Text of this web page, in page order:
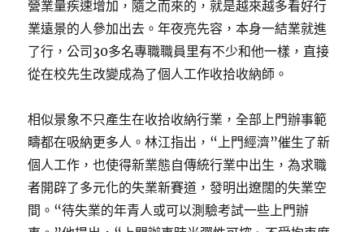
營業量疾速增加，隨之而來的，就是越來越多看好行
業遠景的人參加出去。年夜亮先容，本身一結業就進
了行，公司30多名專職職員里有不少和他一樣，直接
從在校先生改變成為了個人工作收拾收納師。
相似景象不只產生在收拾收納行業，全部上門辦事範
疇都在吸納更多人。林江指出，“上門經濟”催生了新
個人工作，也使得新業態自傳統行業中出生，為求職
者開辟了多元化的失業新賽道，發明出遼闊的失業空
間。“待失業的年青人或可以測驗考試一些上門辦